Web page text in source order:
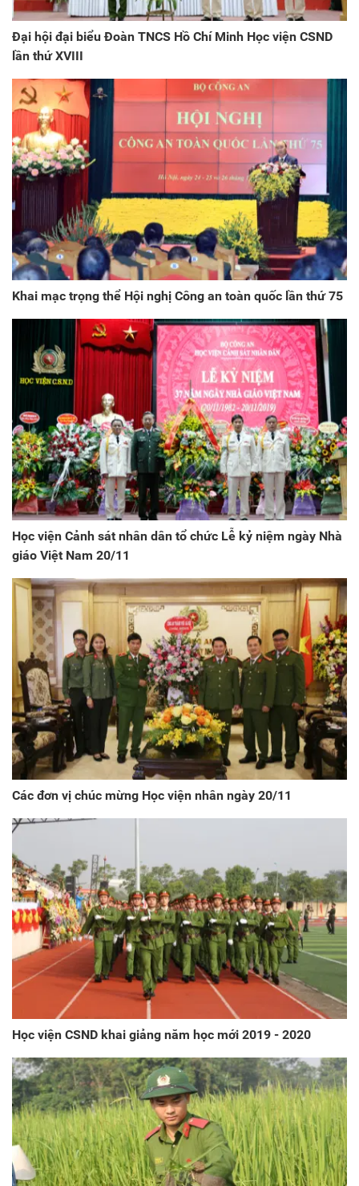
Đại hội đại biểu Đoàn TNCS Hồ Chí Minh Học viện CSND
lần thứ XVIII
Khai mạc trọng thể Hội nghị Công an toàn quốc lần thứ 75
Học viện Cảnh sát nhân dân tổ chức Lễ kỷ niệm ngày Nhà
giáo Việt Nam 20/11
Các đơn vị chúc mừng Học viện nhân ngày 20/11
Học viện CSND khai giảng năm học mới 2019 - 2020